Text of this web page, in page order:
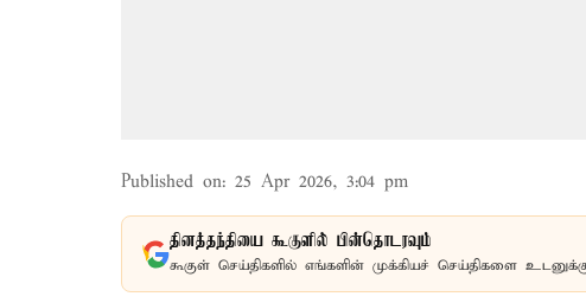
Published on: 25 Apr 2026, 3:04 pm
தினத்தந்தியை கூகுளில் பின்தொடரவும்
கூகுள் செய்திகளில் எங்களின் முக்கியச் செய்திகளை